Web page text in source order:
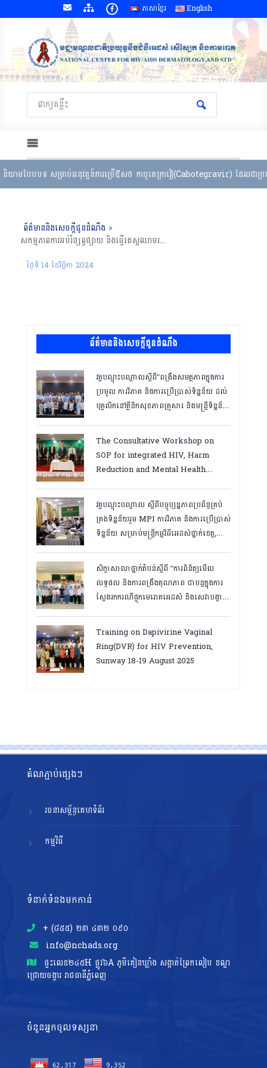
ភាសាខ្មែរ English
ាមបែបបទ សម្រាប់អនុវត្តន៍ការប្រើឳសថ កាបូតេក្រាវៀ(Cabotegravir) ដែលជាប្រ
ព័ត៌មាននិងសេចក្តីជូនដំណឹង »
សកម្មភាពការអប់រំផ្សព្វផ្សាយ និងធ្វើតេស្តឈាមរកមេរោគអេដស៍ ថ្ងៃទី ២ ក្នុងព្រឹត្តិការណ៍នៃព្រះរាជពិធីបុណ្យអុំទូក បណ្តែតប្រទីប និងសំពះព្រះខែ អកអំបុក របស់ថ្នាក់ដឹកនាំ និងមន្ត្រីជំនាញនៃមជ្ឈមណ្ឌលជាតិប្រយុទ្ធនឹងជំងឺអេដស៍ សើស្បែក និងកាមរាគ
ថ្ងៃទី 14 ខែ​វិច្ឆិកា 2024
ព័ត៌មាននិងសេចក្តីជូនដំណឹង
វគ្គបណ្ដុះបណ្ដាលស្តីពី”ពង្រឹងសមត្ថភាពក្នុងការ
ប្រមូល ការវិភាគ និងការប្រើប្រាស់ទិន្នន័យ ដល់
បុគ្គលិកនៅគ្លីនិកសុខភាពគ្រួសារ និងមន្ត្រីទិន្នន័យ
ឆ្នាំ២០២៦
The Consultative Workshop on
SOP for integrated HIV, Harm
Reduction and Mental Health
វគ្គបណ្ដុះបណ្តាល ស្តីពីបច្ចុប្បន្នភាពប្រព័ន្ធគ្រប់
គ្រងទិន្នន័យរួម MPI ការវិភាគ និងការប្រើប្រាស់
ទិន្នន័យ សម្រាប់មន្រ្តីកម្មវិធីអេដស៍ថ្នាក់ខេត្ត,
សិក្ខាសាលាថ្នាក់តំបន់ស្តីពី “ការពិនិត្យមើល
លទ្ធផល និងការពង្រឹងគុណភាព ជាបន្តក្នុងការ
ស្វែងរកករណីផ្ទុកមេរោគអេដស៍ និងសេវាបង្ការ
សម្រេចគោលដៅ ៩៥-៩៥-៩៥”, តាកែវ
ថ្ងៃទី១២-១៣ សីហា ២០២៥
Training on Dapivirine Vaginal
Ring(DVR) for HIV Prevention,
Sunway 18-19 August 2025
តំណភ្ជាប់ផ្សេងៗ
រចនាសម្ព័ន្ធគេហទំព័រ
កម្មវិធី
ទំនាក់ទំនងមកកាន់
+ (៨៥៥)​ ២៣​ ៤៣២ ០៩០
info@nchads.org
ផ្ទះ​លេខ២៤៥H ផ្លូវ៦A ភូមិគៀនឃ្លាំង សង្កាត់ព្រែកលៀប ខណ្ឌ
ជ្រោយចង្វារ រាជធានីភ្នំពេញ
ចំនួនអ្នកចូលទស្សនា